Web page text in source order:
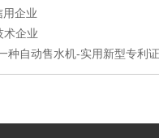
用企业
术企业
种自动售水机-实用新型专利